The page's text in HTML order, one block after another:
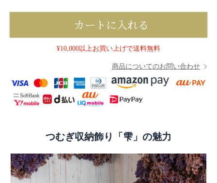
カートに入れる
¥10,000以上お買い上げで送料無料
商品についてのお問い合わせ
つむぎ収納飾り「雫」の魅力